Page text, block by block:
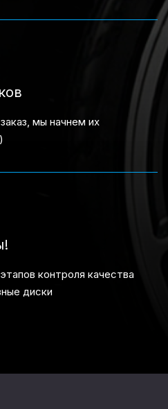
мы начнем их
контроля качества
диски